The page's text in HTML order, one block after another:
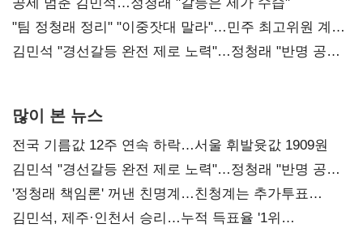
"팀 정청래 정리" "이중잣대 말라"…민주 최고위원 계파
다툼 격화
김민석 "경선갈등 완전 제로 노력"…정청래 "반명 공세
많이 본 뉴스
전국 기름값 12주 연속 하락…서울 휘발윳값 1909원
김민석 "경선갈등 완전 제로 노력"…정청래 "반명 공세
사과부터"
'정청래 책임론' 꺼낸 친명계…친청계는 추가투표
때리기
김민석, 제주·인천서 승리…누적 득표율 '1위